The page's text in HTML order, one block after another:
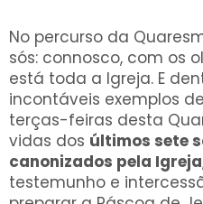
No percurso da
sós: connosco, com os
está toda a Igreja. E
incontáveis exemplos
terças-feiras desta
vidas dos últimos sete
canonizados pela Igreja
testemunho e